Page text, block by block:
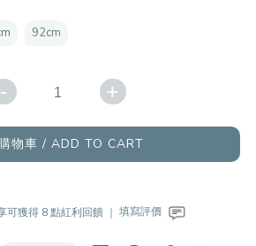
92cm
- +
物車 / ADD TO CART
可獲得 8 點紅利回饋 ｜ 填寫評價